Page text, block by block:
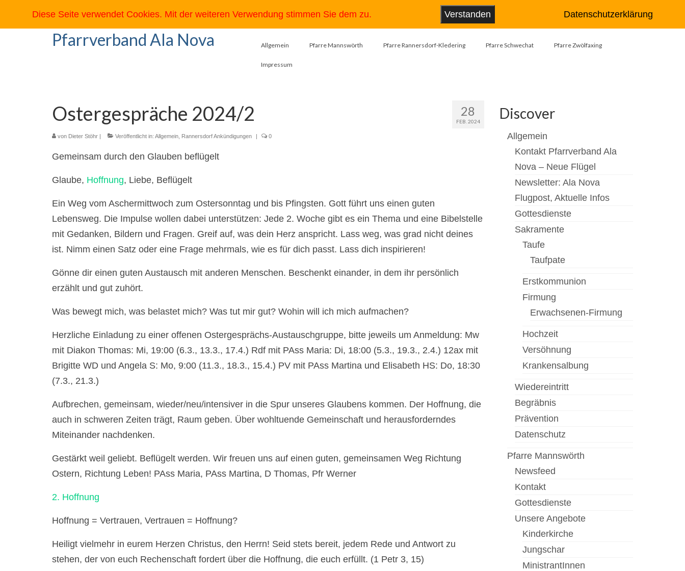
Pfarrverband Ala Nova Allgemein Pfarre Mannswörth Pfarre Rannersdorf-Kledering Pfarre Schwechat Pfarre Zwölfaxing
Impressum
28
FEB. 2024
Ostergespräche 2024/2
von Dieter Stöhr | Veröffentlicht in: Allgemein Rannersdorf Ankündigungen | 0
Gemeinsam durch den Glauben beflügelt
Glaube, Hoffnung, Liebe, Beflügelt
Ein Weg vom Aschermittwoch zum Ostersonntag und bis Pfingsten. Gott führt uns einen guten
Lebensweg. Die Impulse wollen dabei unterstützen: Jede 2. Woche gibt es ein Thema und eine Bibelstelle
mit Gedanken, Bildern und Fragen. Greif auf, was dein Herz anspricht. Lass weg, was grad nicht deines
ist. Nimm einen Satz oder eine Frage mehrmals, wie es für dich passt. Lass dich inspirieren!
Gönne dir einen guten Austausch mit anderen Menschen. Beschenkt einander, in dem ihr persönlich
erzählt und gut zuhört.
Was bewegt mich, was belastet mich? Was tut mir gut? Wohin will ich mich aufmachen?
Herzliche Einladung zu einer offenen Ostergesprächs-Austauschgruppe, bitte jeweils um Anmeldung: Mw
mit Diakon Thomas: Mi, 19:00 (6.3., 13.3., 17.4.) Rdf mit PAss Maria: Di, 18:00 (5.3., 19.3., 2.4.) 12ax mit
Brigitte WD und Angela S: Mo, 9:00 (11.3., 18.3., 15.4.) PV mit PAss Martina und Elisabeth HS: Do, 18:30
(7.3., 21.3.)
Aufbrechen, gemeinsam, wieder/neu/intensiver in die Spur unseres Glaubens kommen. Der Hoffnung, die
auch in schweren Zeiten trägt, Raum geben. Über wohltuende Gemeinschaft und herausforderndes
Miteinander nachdenken.
Gestärkt weil geliebt. Beflügelt werden. Wir freuen uns auf einen guten, gemeinsamen Weg Richtung
Ostern, Richtung Leben! PAss Maria, PAss Martina, D Thomas, Pfr Werner
2. Hoffnung
Hoffnung = Vertrauen, Vertrauen = Hoffnung?
Heiligt vielmehr in eurem Herzen Christus, den Herrn! Seid stets bereit, jedem Rede und Antwort zu
stehen, der von euch Rechenschaft fordert über die Hoffnung, die euch erfüllt. (1 Petr 3, 15)
Discover
Allgemein
Kontakt Pfarrverband Ala
Nova – Neue Flügel
Newsletter: Ala Nova
Flugpost, Aktuelle Infos
Gottesdienste
Sakramente
Taufe
Taufpate
Erstkommunion
Firmung
Erwachsenen-Firmung
Hochzeit
Versöhnung
Krankensalbung
Wiedereintritt
Begräbnis
Prävention
Datenschutz
Pfarre Mannswörth
Newsfeed
Kontakt
Gottesdienste
Unsere Angebote
Kinderkirche
Jungschar
MinistrantInnen
Diese Seite verwendet Cookies. Mit der weiteren Verwendung stimmen Sie dem zu. Verstanden Datenschutzerklärung